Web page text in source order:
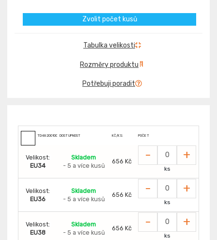
Zvolit počet kusů
Tabulka velikosti
Rozměry produktu
Potřebuji poradit
TD4820010000000DOSTUPNOST KČ/KS: POČET
Velikost:
EU34
Skladem
- 5 a více kusů
656 Kč - +
ks
Velikost:
EU36
Skladem
- 5 a více kusů
656 Kč - +
ks
Velikost:
EU38
Skladem
- 5 a více kusů
656 Kč - +
ks